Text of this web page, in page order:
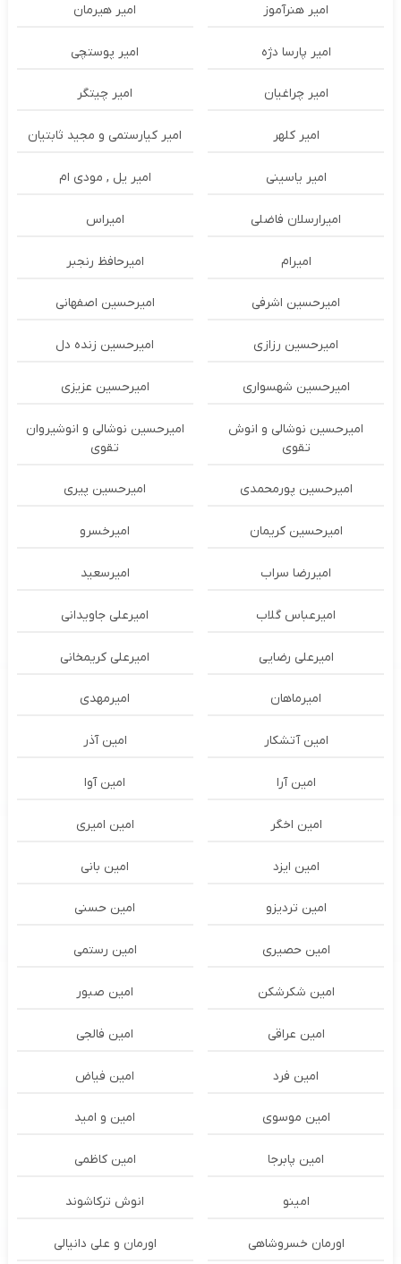
امیر هنرآموز امیر هیرمان
امیر پارسا دژه امیر پوستچی
امیر چراغیان امیر چیتگر
امیر کلهر امیر کیارستمی و مجید ثابتیان
امیر یاسینی امیر یل , مودی ام
امیرارسلان فاضلی امیراس
امیرام امیرحافظ رنجبر
امیرحسین اشرفی امیرحسین اصفهانی
امیرحسین رزازی امیرحسین زنده دل
امیرحسین شهسواری امیرحسین عزیزی
امیرحسین نوشالی و انوش
تقوی
امیرحسین نوشالی و انوشیروان
تقوی
امیرحسین پورمحمدی امیرحسین پیری
امیرحسین کریمان امیرخسرو
امیررضا سراب امیرسعید
امیرعباس گلاب امیرعلی جاویدانی
امیرعلی رضایی امیرعلی کریمخانی
امیرماهان امیرمهدی
امین آتشکار امین آذر
امین آرا امین آوا
امین اخگر امین امیری
امین ایزد امین بانی
امین تردیزو امین حسنی
امین حصیری امین رستمی
امین شکرشکن امین صبور
امین عراقی امین فالجی
امین فرد امین فیاض
امین موسوی امین و امید
امین پابرجا امین کاظمی
امینو انوش ترکاشوند
اورمان خسروشاهی اورمان و علی دانیالی